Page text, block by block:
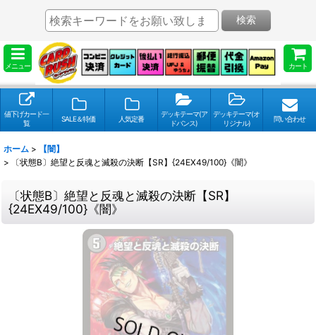
メニュー カート
検索
値下げカード一
覧
SALE＆特価 人気定番
デッキテーマ(ア
ドバンス)
デッキテーマ(オ
リジナル)
問い合わせ
ホーム >
【闇】
>
〔状態B〕絶望と反魂と滅殺の決断【SR】{24EX49/100}《闇》
〔状態B〕絶望と反魂と滅殺の決断【SR】
{24EX49/100}《闇》